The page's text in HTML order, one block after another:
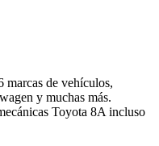
marcas de vehículos,
y muchas más.
Toyota 8A incluso